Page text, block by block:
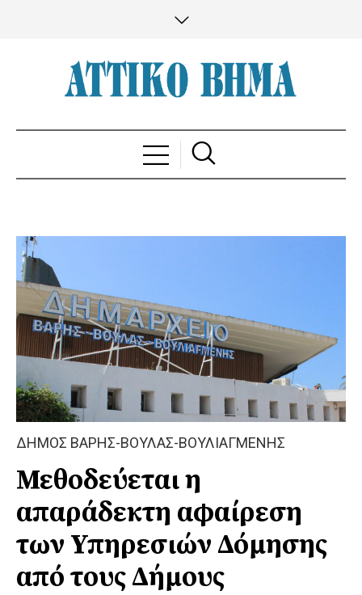
ΔΗΜΟΣ ΒΑΡΗΣ-ΒΟΥΛΑΣ-ΒΟΥΛΙΑΓΜΕΝΗΣ
Μεθοδεύεται η
απαράδεκτη αφαίρεση
των Υπηρεσιών Δόμησης
από τους Δήμους